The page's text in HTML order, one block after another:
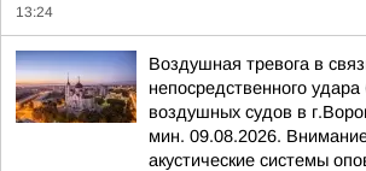
13:24
Воздушная тревога в
непосредственного
воздушных судов в
мин. 09.08.2026.
акустические системы